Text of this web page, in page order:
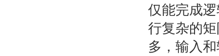
仅能完成
行复杂的
多，输入